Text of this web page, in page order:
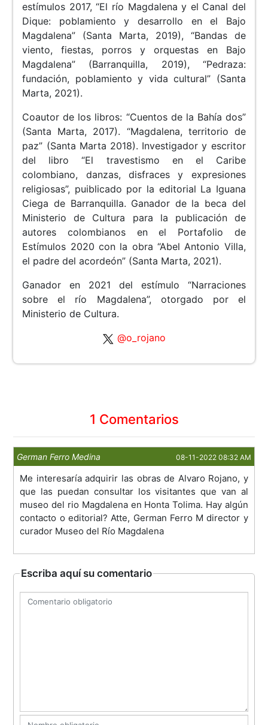
estímulos 2017, “El río Magdalena y el Canal del
Dique: poblamiento y desarrollo en el Bajo
Magdalena” (Santa Marta, 2019), “Bandas de
viento, fiestas, porros y orquestas en Bajo
Magdalena” (Barranquilla, 2019), “Pedraza:
fundación, poblamiento y vida cultural” (Santa
Marta, 2021).
Coautor de los libros: “Cuentos de la Bahía dos”
(Santa Marta, 2017). “Magdalena, territorio de
paz” (Santa Marta 2018). Investigador y escritor
del libro “El travestismo en el Caribe
colombiano, danzas, disfraces y expresiones
religiosas”, puiblicado por la editorial La Iguana
Ciega de Barranquilla. Ganador de la beca del
Ministerio de Cultura para la publicación de
autores colombianos en el Portafolio de
Estímulos 2020 con la obra “Abel Antonio Villa,
el padre del acordeón” (Santa Marta, 2021).
Ganador en 2021 del estímulo “Narraciones
sobre el río Magdalena”, otorgado por el
Ministerio de Cultura.
@o_rojano
1 Comentarios
German Ferro Medina 08-11-2022 08:32 AM
Me interesaría adquirir las obras de Alvaro Rojano, y
que las puedan consultar los visitantes que van al
museo del rio Magdalena en Honta Tolima. Hay algún
contacto o editorial? Atte, German Ferro M director y
curador Museo del Río Magdalena
Escriba aquí su comentario